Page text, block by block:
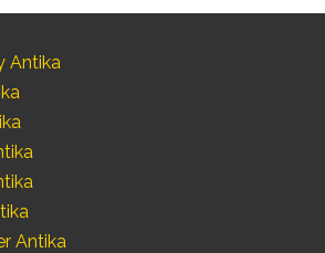
Antika
Antika